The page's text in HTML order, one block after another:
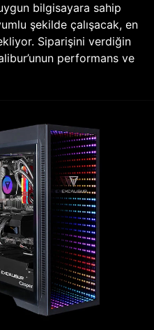
bilgisayara sahip
şekilde çalışacak, en
Siparişini verdiğin
performans ve